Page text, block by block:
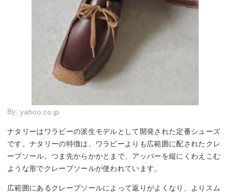
By:yahoo.co.jp
ナタリーはワラビーの派生モデルとして開発された定番シューズ
です。ナタリーの特徴は、ワラビーよりも広範囲に配されたクレ
ープソール。つま先からかかとまで、アッパーを縦にくわえこむ
ような形でクレープソールが使われています。
広範囲にあるクレープソールによって返りがよくなり、よりスム